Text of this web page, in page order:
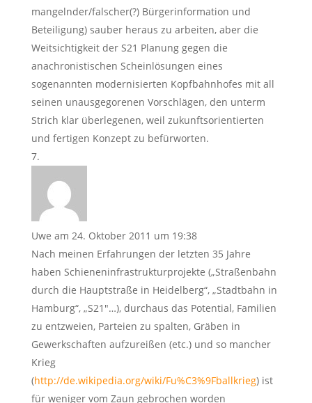
mangelnder/falscher(?) Bürgerinformation und
Beteiligung) sauber heraus zu arbeiten, aber die
Weitsichtigkeit der S21 Planung gegen die
anachronistischen Scheinlösungen eines
sogenannten modernisierten Kopfbahnhofes mit all
seinen unausgegorenen Vorschlägen, den unterm
Strich klar überlegenen, weil zukunftsorientierten
und fertigen Konzept zu befürworten.
Uwe am 24. Oktober 2011 um 19:38
Nach meinen Erfahrungen der letzten 35 Jahre
haben Schieneninfrastrukturprojekte („Straßenbahn
durch die Hauptstraße in Heidelberg“, „Stadtbahn in
Hamburg“, „S21″…), durchaus das Potential, Familien
zu entzweien, Parteien zu spalten, Gräben in
Gewerkschaften aufzureißen (etc.) und so mancher
Krieg
(http://de.wikipedia.org/wiki/Fu%C3%9Fballkrieg) ist
für weniger vom Zaun gebrochen worden